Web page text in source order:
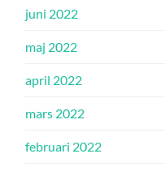
juni 2022
maj 2022
april 2022
mars 2022
februari 2022